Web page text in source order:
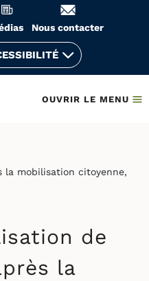
Nous contacter
OUVRIR LE MENU
la mobilisation citoyenne,
de
la